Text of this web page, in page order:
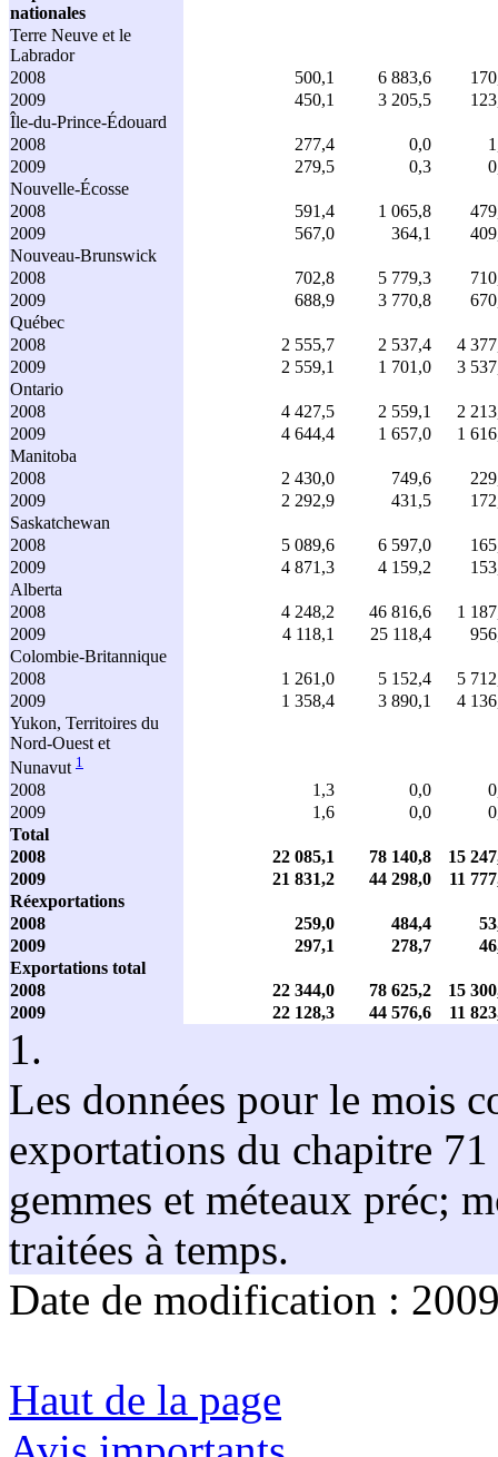
nationales
Terre Neuve et le
Labrador
2008
500,1 6 883,6
2009
450,1 3 205,5
Île-du-Prince-Édouard
2008
277,4 0,0
2009
279,5 0,3
Nouvelle-Écosse
2008
591,4 1 065,8
2009
567,0 364,1
Nouveau-Brunswick
2008
702,8 5 779,3
2009
688,9 3 770,8
Québec
2008
2 555,7 2 537,4
4
2009
2 559,1 1 701,0
3
Ontario
2008
4 427,5 2 559,1
2
2009
4 644,4 1 657,0
1
Manitoba
2008
2 430,0 749,6
2009
2 292,9 431,5
Saskatchewan
2008
5 089,6 6 597,0
2009
4 871,3 4 159,2
Alberta
2008
4 248,2 46 816,6
1
2009
4 118,1 25 118,4
Colombie-Britannique
2008
1 261,0 5 152,4
5
2009
1 358,4 3 890,1
4
Yukon, Territoires du
Nord-Ouest et
Nunavut 1
2008 1,3 0,0
2009
1,6 0,0
Total
2008
22 085,1 78 140,8
15
2009
21 831,2 44 298,0
11
Réexportations
2008
259,0 484,4
2009
297,1 278,7
Exportations total
2008
22 344,0 78 625,2
15
2009
22 128,3 44 576,6 11
1.
Les données pour le mois
exportations du chapitre
gemmes et méteaux préc;
traitées à temps.
Date de modification :
Haut de la page